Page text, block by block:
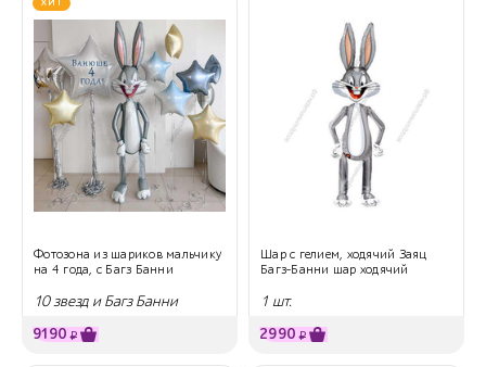
ХИТ
Фотозона из шариков мальчику
на 4 года, с Багз Банни
10 звезд и Багз Банни
9190 ₽
Шар с гелием, ходячий Заяц
Багз-Банни шар ходячий
1 шт.
2990 ₽